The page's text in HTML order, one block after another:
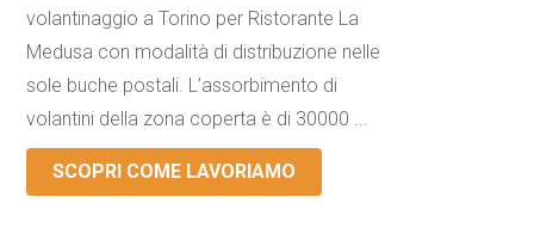
volantinaggio a Torino per Ristorante La
Medusa con modalità di distribuzione nelle
sole buche postali. L’assorbimento di
volantini della zona coperta è di 30000 ...
SCOPRI COME LAVORIAMO